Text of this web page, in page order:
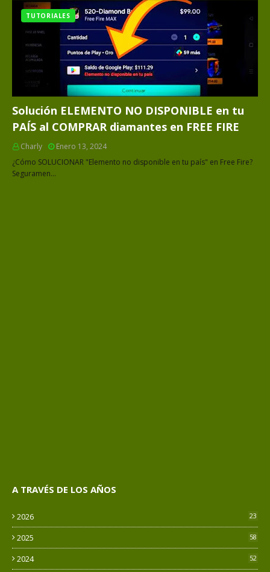
TUTORIALES
Solución ELEMENTO NO DISPONIBLE en tu
PAÍS al COMPRAR diamantes en FREE FIRE
Charly
Enero 13, 2024
¿Cómo SOLUCIONAR "Elemento no disponible en tu país" en Free Fire?
Seguramen…
A TRAVÉS DE LOS AÑOS
2026 23
2025 58
2024 52